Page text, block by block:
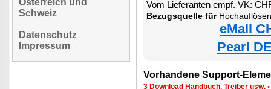
Österreich und
Schweiz
Datenschutz
Impressum
Vom Lieferanten empf. VK:
Bezugsquelle fürHochauflösende Pan-Tilt-
eMall
Pearl
Vorhandene Support-
3 Download Handbuch, Treiber usw. •